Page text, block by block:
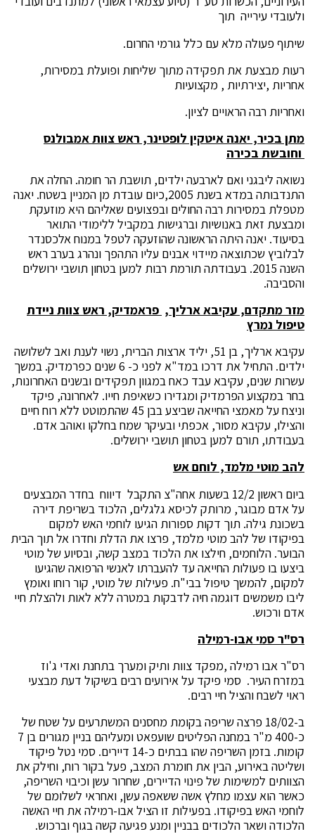
ולעובדי עירייה תוך
שיתוף פעולה מלא עם כלל גורמי החרום.
רעות מבצעת את תפקידה מתוך שליחות ופועלת במסירות,
אחריות ,יצירתיות , מקצועיות
ואחריות רבה הראויים לציון.
מתן בכיר, יאנה איטקין לופטינר, ראש צוות אמבולנס
וחובשת בכירה
נשואה ליבגני ואם לארבעה ילדים, תושבת הר חומה. החלה את
התנדבותה במדא בשנת 2005,כיום עובדת מן המניין בשטח. יאנה
מטפלת במסירות רבה החולים ובפצועים שאליהם היא מוזעקת
ומבצעת זאת באנושיות וברגישות במקביל ללימודי התואר
בסיעוד. יאנה היתה הראשונה שהוזעקה לטפל במנוח אלכסנדר
לבלוביץ שכתוצאה מיידוי אבנים עליו התהפך ונהרג בערב ראש
השנה 2015. בעבודתה תורמת רבות למען בטחון תושבי ירושלים
והסביבה.
מזר מתקדם, עקיבא ארליך, פראמדיק, ראש צוות ניידת
טיפול נמרץ
עקיבא ארליך, בן 51, יליד ארצות הברית, נשוי לענת ואב לשלושה
ילדים. התחיל את דרכו במד"א לפני כ- 6 שנים כפרמדיק. במשך
עשרות שנים, עקיבא עבד כאח במגוון תפקידים ובשנים האחרונות,
בחר במקצוע הפרמדיק ומגדירו כשאיפת חייו. לאחרונה, פיקד
וניצח על מאמצי החייאה שביצע בבן 45 שהתמוטט ללא רוח חיים
והצילו, עקיבא מסור, אכפתי ובעיקר שמח בחלקו ואוהב אדם.
בעבודתו, תורם למען בטחון תושבי ירושלים.
להב מוטי מלמד, לוחם אש
ביום ראשון 12/2 בשעות אחה"צ התקבל דיווח בחדר המבצעים
על אדם מבוגר, מרותק לכיסא גלגלים, הלכוד בשריפת דירה
בשכונת גילה. תוך דקות ספורות הגיעו לוחמי האש למקום
בפיקודו של להב מוטי מלמד, פרצו את הדלת וחדרו אל תוך הבית
הבוער. הלוחמים, חילצו את הלכוד במצב קשה, ובסיוע של מוטי
ביצעו בו פעולות החייאה עד להעברתו לאנשי הרפואה שהגיעו
למקום, להמשך טיפול בבי"ח. פעילות של מוטי, קור רוחו ואומץ
ליבו משמשים דוגמה חיה לדבקות במטרה ללא לאות ולהצלת חיי
אדם ורכוש.
רס"ר סמי אבו-רמילה
רס"ר אבו רמילה ,מפקד צוות ותיק ומערך בתחנת ואדי ג'וז
במזרח העיר. סמי פיקד על אירועים רבים בשיקול דעת מבצעי
ראוי לשבח והציל חיי רבים.
ב-18/02 פרצה שריפה בקומת מחסנים המשתרעים על שטח של
כ-400 מ"ר במחנה הפליטים שועפאט ומעליהם בניין מגורים בן 7
קומות. בזמן השריפה שהו בבתים כ-14 דיירים. סמי נטל פיקוד
ושליטה באירוע, הבין את חומרת המצב, פעל בקור רוח, וחילק את
הצוותים למשימות של פינוי הדיירים, שחרור עשן וכיבוי השריפה,
כאשר הוא עצמו מחלץ אשה ששאפה עשן, ואחראי לשלומם של
לוחמי האש בפיקודו. בפעילות זו הציל אבו-רמילה את חיי האשה
הלכודה ושאר הלכודים בבניין ומנע פגיעה קשה בגוף וברכוש.